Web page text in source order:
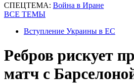
СПЕЦТЕМА: Война в Иране
ВСЕ ТЕМЫ
Вступление Украины в ЕС
Ребров рискует
матч с